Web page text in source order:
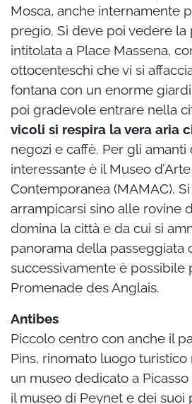
Mosca, anche internamente
pregio. Si deve poi vedere la
intitolata a Place Massena,
ottocenteschi che vi si
fontana con un enorme
poi gradevole entrare nella
vicoli si respira la vera aria
negozi e caffè. Per gli amanti
interessante è il Museo
Contemporanea (MAMAC).
arrampicarsi sino alle rovine
domina la città e da cui si
panorama della passeggiata
successivamente è possibile
Promenade des Anglais.
Antibes
Piccolo centro con anche il
Pins, rinomato luogo turistico
un museo dedicato a
il museo di Peynet e dei suoi